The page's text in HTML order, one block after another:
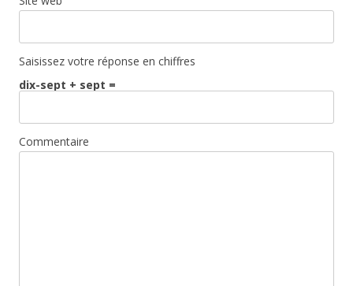
Saisissez votre réponse en chiffres
dix-sept + sept =
Commentaire